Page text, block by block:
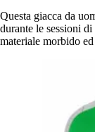
Questa giacca da
durante le sessioni
materiale morbido